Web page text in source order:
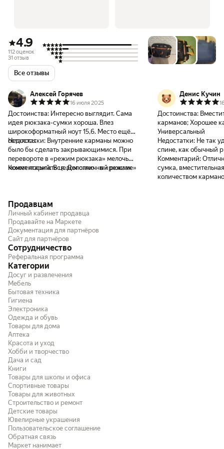
4.9
112 оценок
31 отзыв
Все отзывы
Алексей Горячев
16 июля 2025
Достоинства: Интересно выглядит. Сама
идея рюкзака-сумки хороша. Влез
широкоформатный ноут 15,6. Место ещё
осталось.
Недостатки: Внутренние карманы можно
было бы сделать закрывающимися. При
перевороте в «режим рюкзака» мелочь
может посыпаться. Дополню - в «режиме»
шагать вперед и рассыпать всякую мелочь
из рюкзака. Это недоработка. Необходимо
какое-то крепление
Комментарий: В целом отличный рюкзак
Денис Кучин
Достоинства:
карманов; Хорошее
Универсальный
Недостатки: Не так
спине, как обычный
Комментарий:
сумка,
количеством
Продавцам
Личный кабинет продавца
Продавайте на Маркете
Документация для партнёров
Сайт для партнёров
Сотрудничество
Реферальная программа
Категории
Досуг и развлечения
Мебель
Бытовая техника
Гигиена
Электроника
Одежда и обувь
Товары для дома
Аптека
Красота и уход
Хобби и творчество
Дача и сад
Книги
Товары для школы и офиса
Спортивные товары
Товары для животных
Строительство и ремонт
Детские товары
Ювелирные украшения
Пользовательское соглашение
Обратная связь
Маркет нанимает